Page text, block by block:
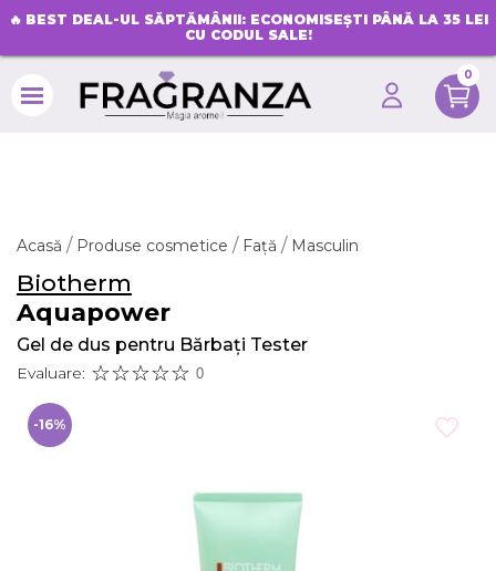
🔥 BEST DEAL-UL SĂPTĂMÂNII: ECONOMISEȘTI PÂNĂ LA 35 LEI
CU CODUL SALE!
0
Acasă Produse cosmetice Față Masculin
Biotherm
Aquapower
Gel de dus pentru Bărbați Tester
Evaluare: 0
-16%